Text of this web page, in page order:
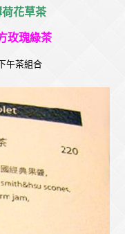
荷花草茶
玫瑰綠茶
午茶組合